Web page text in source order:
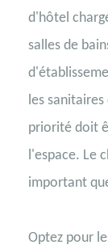
d'hôtel
salles de
les
priorité doit
l'espace. Le
important
Optez pour